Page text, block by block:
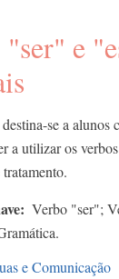
"ser" e
destina-se a
a utilizar os
Verbo "ser";
e Comunicação